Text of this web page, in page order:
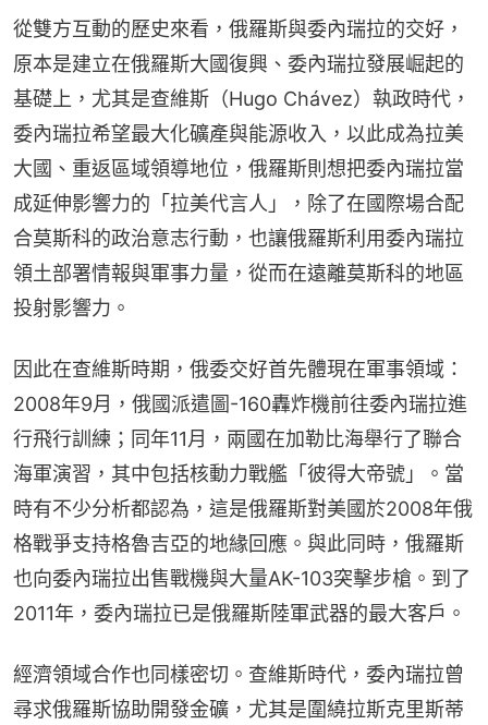
從雙方互動的歷史來看，俄羅斯與委內瑞拉的交好，
原本是建立在俄羅斯大國復興、委內瑞拉發展崛起的
基礎上，尤其是查維斯（Hugo Chávez）執政時代，
委內瑞拉希望最大化礦產與能源收入，以此成為拉美
大國、重返區域領導地位，俄羅斯則想把委內瑞拉當
成延伸影響力的「拉美代言人」，除了在國際場合配
合莫斯科的政治意志行動，也讓俄羅斯利用委內瑞拉
領土部署情報與軍事力量，從而在遠離莫斯科的地區
投射影響力。
因此在查維斯時期，俄委交好首先體現在軍事領域：
2008年9月，俄國派遣圖-160轟炸機前往委內瑞拉進
行飛行訓練；同年11月，兩國在加勒比海舉行了聯合
海軍演習，其中包括核動力戰艦「彼得大帝號」。當
時有不少分析都認為，這是俄羅斯對美國於2008年俄
格戰爭支持格魯吉亞的地緣回應。與此同時，俄羅斯
也向委內瑞拉出售戰機與大量AK-103突擊步槍。到了
2011年，委內瑞拉已是俄羅斯陸軍武器的最大客戶。
經濟領域合作也同樣密切。查維斯時代，委內瑞拉曾
尋求俄羅斯協助開發金礦，尤其是圍繞拉斯克里斯蒂